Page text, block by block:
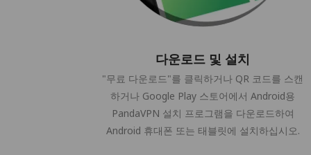
다운로드 및 설치
"무료 다운로드"를 클릭하거나 QR 코드를 스캔
하거나 Google Play 스토어에서 Android용
PandaVPN 설치 프로그램을 다운로드하여
Android 휴대폰 또는 태블릿에 설치하십시오.